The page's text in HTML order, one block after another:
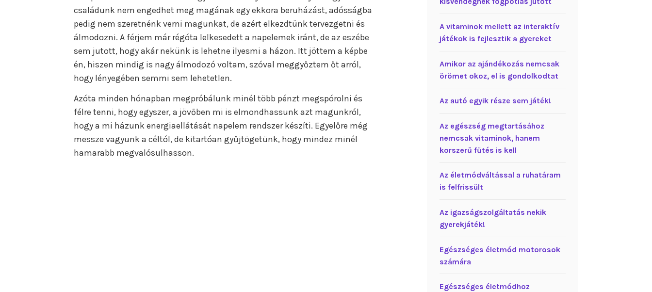
családunk nem engedhet meg magának egy ekkora beruházást, adósságba
pedig nem szeretnénk verni magunkat, de azért elkezdtünk tervezgetni és
álmodozni. A férjem már régóta lelkesedett a napelemek iránt, de az eszébe
sem jutott, hogy akár nekünk is lehetne ilyesmi a házon. Itt jöttem a képbe
én, hiszen mindig is nagy álmodozó voltam, szóval meggyőztem őt arról,
hogy lényegében semmi sem lehetetlen.
Azóta minden hónapban megpróbálunk minél több pénzt megspórolni és
félre tenni, hogy egyszer, a jövőben mi is elmondhassunk azt magunkról,
hogy a mi házunk energiaellátását napelem rendszer készíti. Egyelőre még
messze vagyunk a céltól, de kitartóan gyűjtögetünk, hogy mindez minél
hamarabb megvalósulhasson.
A vitaminok mellett az interaktív
játékok is fejlesztik a gyereket
Amikor az ajándékozás nemcsak
örömet okoz, el is gondolkodtat
Az autó egyik része sem játék!
Az egészség megtartásához
nemcsak vitaminok, hanem
korszerű fűtés is kell
Az életmódváltással a ruhatáram
is felfrissült
Az igazságszolgáltatás nekik
gyerekjáték!
Egészséges életmód motorosok
számára
Egészséges életmódhoz